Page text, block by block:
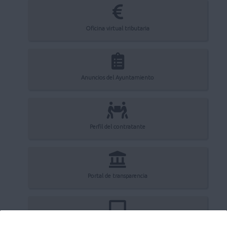
Oficina virtual tributaria
Anuncios del Ayuntamiento
Perfil del contratante
Portal de transparencia